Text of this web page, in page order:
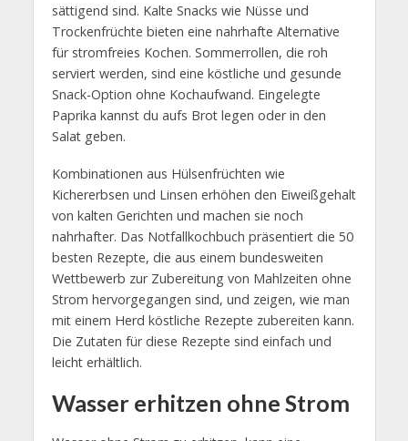
sättigend sind. Kalte Snacks wie Nüsse und
Trockenfrüchte bieten eine nahrhafte Alternative
für stromfreies Kochen. Sommerrollen, die roh
serviert werden, sind eine köstliche und gesunde
Snack-Option ohne Kochaufwand. Eingelegte
Paprika kannst du aufs Brot legen oder in den
Salat geben.
Kombinationen aus Hülsenfrüchten wie
Kichererbsen und Linsen erhöhen den Eiweißgehalt
von kalten Gerichten und machen sie noch
nahrhafter. Das Notfallkochbuch präsentiert die 50
besten Rezepte, die aus einem bundesweiten
Wettbewerb zur Zubereitung von Mahlzeiten ohne
Strom hervorgegangen sind, und zeigen, wie man
mit einem Herd köstliche Rezepte zubereiten kann.
Die Zutaten für diese Rezepte sind einfach und
leicht erhältlich.
Wasser erhitzen ohne Strom